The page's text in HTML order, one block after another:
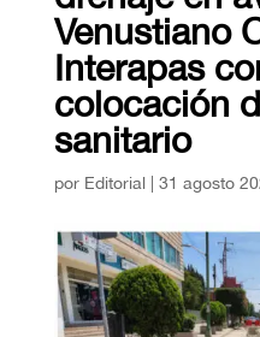
Venustiano
Interapas
colocación
sanitario
por Editorial| 31 agosto